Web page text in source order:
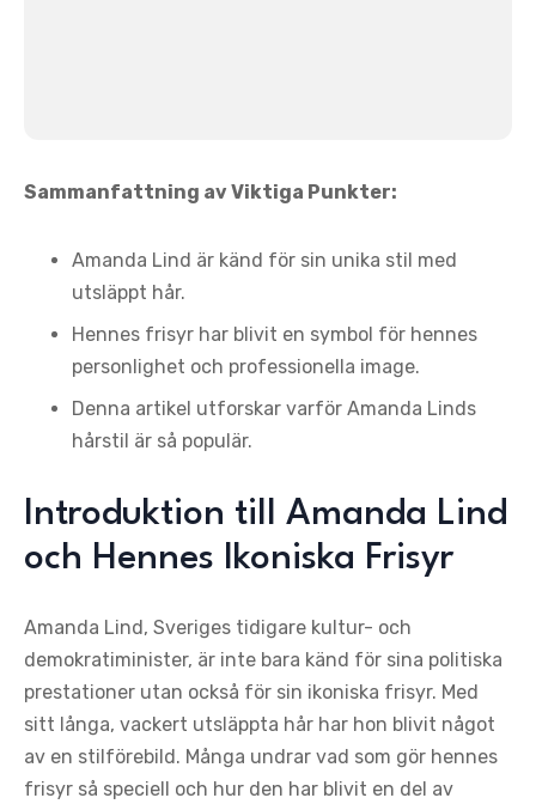
Sammanfattning av Viktiga Punkter:
Amanda Lind är känd för sin unika stil med
utsläppt hår.
Hennes frisyr har blivit en symbol för hennes
personlighet och professionella image.
Denna artikel utforskar varför Amanda Linds
hårstil är så populär.
Introduktion till Amanda Lind
och Hennes Ikoniska Frisyr
Amanda Lind, Sveriges tidigare kultur- och
demokratiminister, är inte bara känd för sina politiska
prestationer utan också för sin ikoniska frisyr. Med
sitt långa, vackert utsläppta hår har hon blivit något
av en stilförebild. Många undrar vad som gör hennes
frisyr så speciell och hur den har blivit en del av